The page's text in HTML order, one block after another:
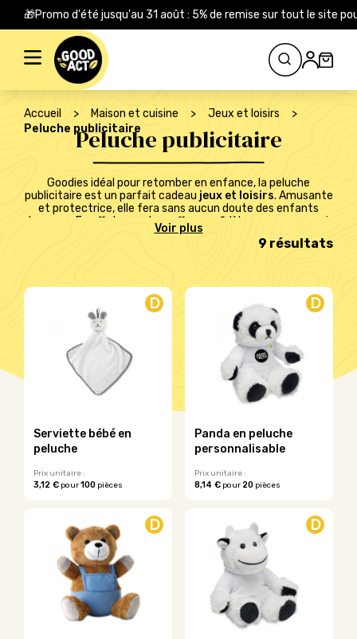
🎁Promo d'été jusqu'au 31 août : 5% de remise sur tout le site
Rechercher :
Accueil > Maison et cuisine > Jeux et loisirs
>
Peluche publicitaire
Peluche publicitaire
Goodies idéal pour retomber en enfance, la peluche
publicitaire est un parfait cadeau jeux et loisirs. Amusante
et protectrice, elle fera sans aucun doute des enfants
heureux. En effet, vous leur offrez un fidèle compagnon qui
les accompagnera tout au long de leur enfance. Dans le
même temps, vous tapez dans l’œil des parents puisqu’avec
remémorer également leur plus tendre enfance. Une bonne
façon d’être bien vu et ce dans tous les sens du terme. En
effet, les enfants pourront emmener la peluche où qu’il
soient, ce qui est une excellente opportunité pour votre
marque. Optez pour la personnalisation pour mettre en
avant votre image sur ce goodies.
9 résultats
D
Serviette bébé en
peluche
Prix unitaire :
3,12 € pour100 pièces
plusieurs
variations.
options
peuvent
D
Panda en peluche
personnalisable
Prix unitaire :
8,14 €pour20pièces
plusieurs
variations.
options
peuvent
D D